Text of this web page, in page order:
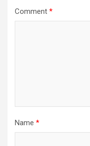
Comment *
Name *